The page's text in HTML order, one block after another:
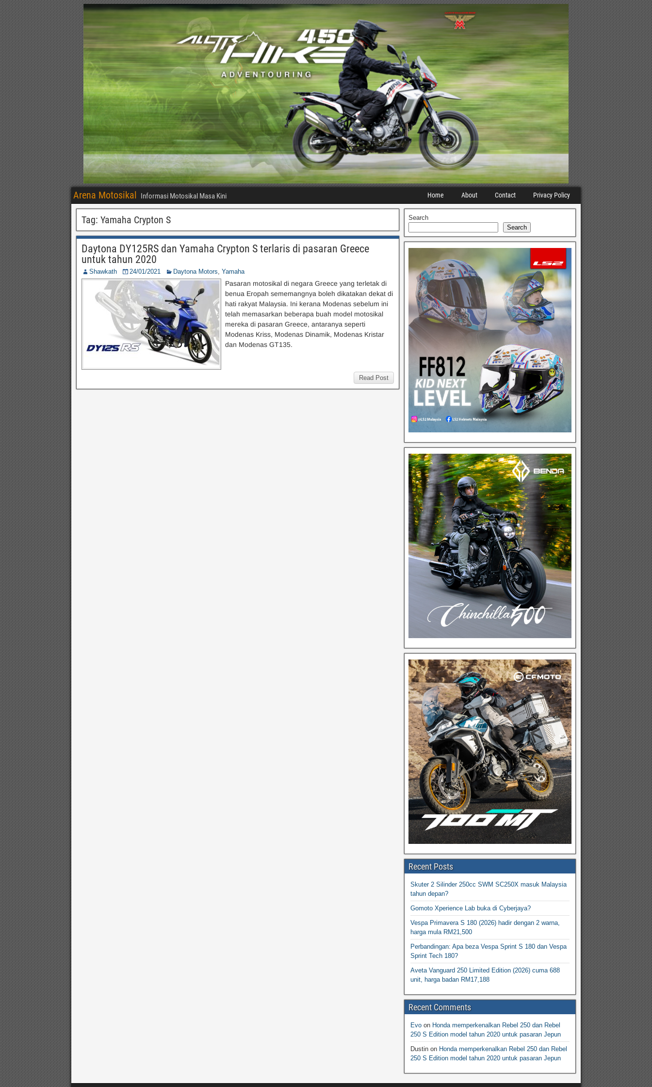
Arena Motosikal Informasi Motosikal Masa Kini Home About Contact Privacy Policy
Tag: Yamaha Crypton S
Daytona DY125RS dan Yamaha Crypton S terlaris di pasaran Greece
untuk tahun 2020
Shawkath 24/01/2021 Daytona Motors, Yamaha
Pasaran motosikal di negara Greece yang terletak di
benua Eropah sememangnya boleh dikatakan dekat di
hati rakyat Malaysia. Ini kerana Modenas sebelum ini
telah memasarkan beberapa buah model motosikal
mereka di pasaran Greece, antaranya seperti
Modenas Kriss, Modenas Dinamik, Modenas Kristar
dan Modenas GT135.
Read Post
Search
Search
Recent Posts
Skuter 2 Silinder 250cc SWM SC250X masuk Malaysia
tahun depan?
Gomoto Xperience Lab buka di Cyberjaya?
Vespa Primavera S 180 (2026) hadir dengan 2 warna,
harga mula RM21,500
Perbandingan: Apa beza Vespa Sprint S 180 dan Vespa
Sprint Tech 180?
Aveta Vanguard 250 Limited Edition (2026) cuma 688
unit, harga badan RM17,188
Recent Comments
Evo on Honda memperkenalkan Rebel 250 dan Rebel
250 S Edition model tahun 2020 untuk pasaran Jepun
Dustin on Honda memperkenalkan Rebel 250 dan Rebel
250 S Edition model tahun 2020 untuk pasaran Jepun